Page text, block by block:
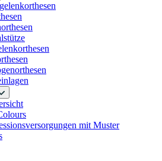
mit Muster